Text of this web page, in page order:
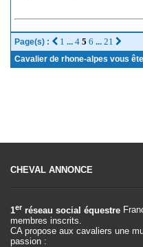
Page(s) : 1 ... 4 5 6 ... 21
Cavalier de rhone-alpes vous
CHEVAL ANNONCE
1er réseau social équestre
membres inscrits.
CA propose aux cavaliers une
passion :